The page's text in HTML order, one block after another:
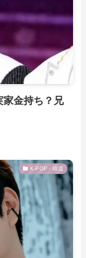
家金持ち？兄
K-POP・韓流